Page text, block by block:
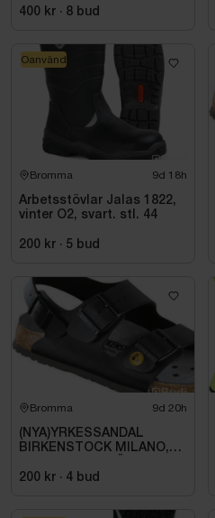
400 kr · 8 bud
Bromma 9d 18h
Arbetsstövlar Jalas 1822,
vinter O2, svart. stl. 44
200 kr · 5 bud
Oanvänd
Bromma 9d 20h
(NYA)YRKESSANDAL
BIRKENSTOCK MILANO,
SVART. STL 42
200 kr · 4 bud